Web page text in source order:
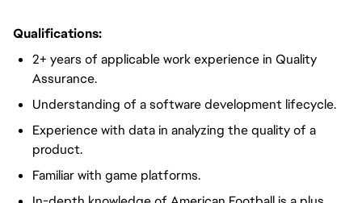
Qualifications:
2+ years of applicable work experience in Quality
Assurance.
Understanding of a software development lifecycle.
Experience with data in analyzing the quality of a
product.
Familiar with game platforms.